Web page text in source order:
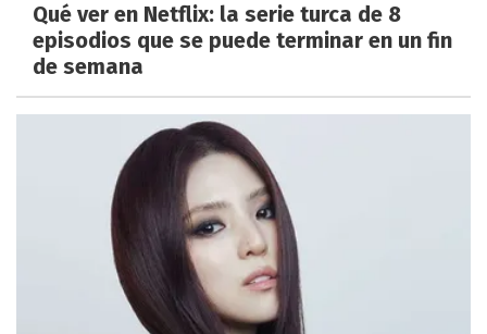
Qué ver en Netflix: la serie turca de 8
episodios que se puede terminar en un fin
de semana